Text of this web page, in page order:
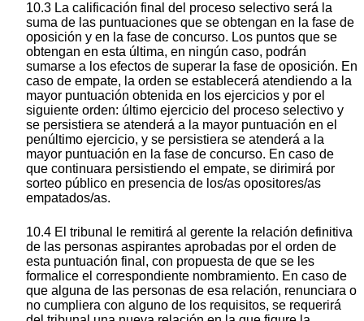
10.3 La calificación final del proceso selectivo será la
suma de las puntuaciones que se obtengan en la fase de
oposición y en la fase de concurso. Los puntos que se
obtengan en esta última, en ningún caso, podrán
sumarse a los efectos de superar la fase de oposición. En
caso de empate, la orden se establecerá atendiendo a la
mayor puntuación obtenida en los ejercicios y por el
siguiente orden: último ejercicio del proceso selectivo y
se persistiera se atenderá a la mayor puntuación en el
penúltimo ejercicio, y se persistiera se atenderá a la
mayor puntuación en la fase de concurso. En caso de
que continuara persistiendo el empate, se dirimirá por
sorteo público en presencia de los/as opositores/as
empatados/as.
10.4 El tribunal le remitirá al gerente la relación definitiva
de las personas aspirantes aprobadas por el orden de
esta puntuación final, con propuesta de que se les
formalice el correspondiente nombramiento. En caso de
que alguna de las personas de esa relación, renunciara o
no cumpliera con alguno de los requisitos, se requerirá